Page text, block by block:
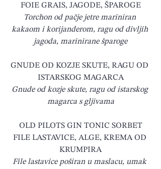
FOIE GRAIS, JAGODE, ŠPAROGE
Torchon od pačje jetre mariniran
kakaom i korijanderom, ragu od divljih
jagoda, marinirane šparoge
GNUDE OD KOZJE SKUTE, RAGU OD
ISTARSKOG MAGARCA
Gnude od kozje skute, ragu od istarskog
magarca s gljivama
OLD PILOTS GIN TONIC SORBET
FILE LASTAVICE, ALGE, KREMA OD
KRUMPIRA
File lastavice poširan u maslacu, umak